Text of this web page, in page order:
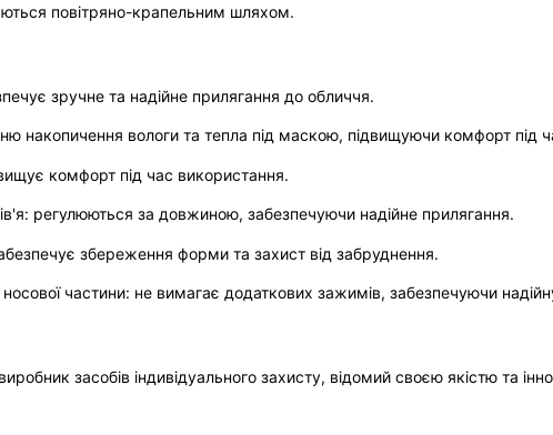
повітряно-крапельним шляхом.
зручне та надійне прилягання до обличчя.
накопичення вологи та тепла під маскою, підвищуючи комфорт під
комфорт під час використання.
регулюються за довжиною, забезпечуючи надійне прилягання.
збереження форми та захист від забруднення.
частини: не вимагає додаткових зажимів, забезпечуючи
засобів індивідуального захисту, відомий своєю якістю та